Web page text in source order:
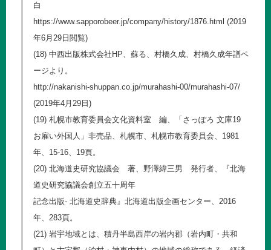
白
https://www.sapporobeer.jp/company/history/1876.html (2019
年6月29日閲覧)
(18) 中西出版株式会社HP、蘇る、村橋久成、村橋久成年譜ペ
ージより。
http://nakanishi-shuppan.co.jp/murahashi-00/murahashi-07/
(2019年4月29日)
(19) 札幌市教育委員会文化資料室 編、「さっぽろ 文庫19
お雇い外国人」非売品、札幌市、札幌市教育委員会、1981
年、15-16、19頁。
(20) 北海道史研究協議会 著、野澤緯三男 発行者、『北海
道史研究協議会創立五十周年
記念出版- 北海道史辞典』北海道出版企画センター、2016
年、283頁。
(21) 岩宇地域とは、積丹半島西岸の岩内郡（岩内町・共和